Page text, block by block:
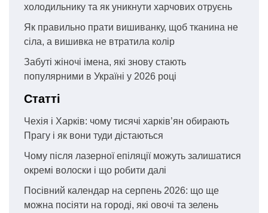
холодильнику та як уникнути харчових отруєнь
Як правильно прати вишиванку, щоб тканина не
сіла, а вишивка не втратила колір
Забуті жіночі імена, які знову стають
популярними в Україні у 2026 році
Статті
Чехія і Харків: чому тисячі харків’ян обирають
Прагу і як вони туди дістаються
Чому після лазерної епіляції можуть залишатися
окремі волоски і що робити далі
Посівний календар на серпень 2026: що ще
можна посіяти на городі, які овочі та зелень